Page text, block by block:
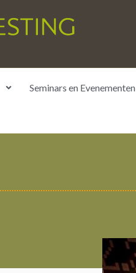
Seminars en Evenementen